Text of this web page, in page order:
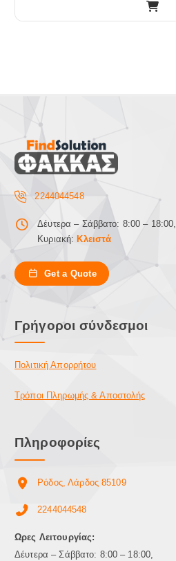
2244044548
Δέυτερα – Σάββατο: 8:00 – 18:00,
Κυριακή: Κλειστά
Get a Quote
Γρήγοροι σύνδεσμοι
Πολιτική Απορρήτου
Τρόποι Πληρωμής & Αποστολής
Πληροφορίες
Ρόδος, Λάρδος 85109
2244044548
Ωρες Λειτουργίας:
Δέυτερα – Σάββατο: 8:00 – 18:00,